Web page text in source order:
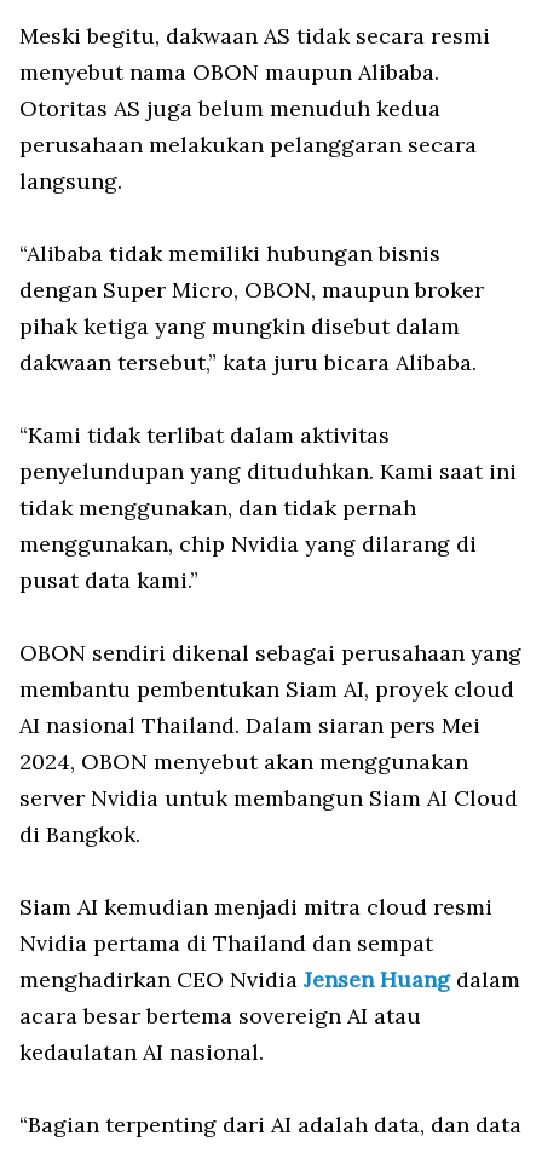
Meski begitu, dakwaan AS tidak secara resmi
menyebut nama OBON maupun Alibaba.
Otoritas AS juga belum menuduh kedua
perusahaan melakukan pelanggaran secara
langsung.
“Alibaba tidak memiliki hubungan bisnis
dengan Super Micro, OBON, maupun broker
pihak ketiga yang mungkin disebut dalam
dakwaan tersebut,” kata juru bicara Alibaba.
“Kami tidak terlibat dalam aktivitas
penyelundupan yang dituduhkan. Kami saat ini
tidak menggunakan, dan tidak pernah
menggunakan, chip Nvidia yang dilarang di
pusat data kami.”
OBON sendiri dikenal sebagai perusahaan yang
membantu pembentukan Siam AI, proyek cloud
AI nasional Thailand. Dalam siaran pers Mei
2024, OBON menyebut akan menggunakan
server Nvidia untuk membangun Siam AI Cloud
di Bangkok.
Siam AI kemudian menjadi mitra cloud resmi
Nvidia pertama di Thailand dan sempat
menghadirkan CEO Nvidia Jensen Huangdalam
acara besar bertema sovereign AI atau
kedaulatan AI nasional.
“Bagian terpenting dari AI adalah data, dan data